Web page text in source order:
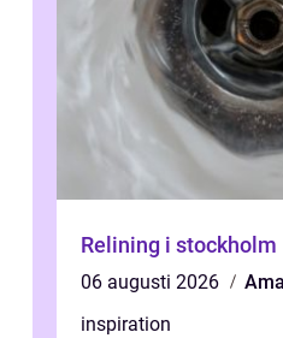
Relining i stockholm
06 augusti 2026
inspiration